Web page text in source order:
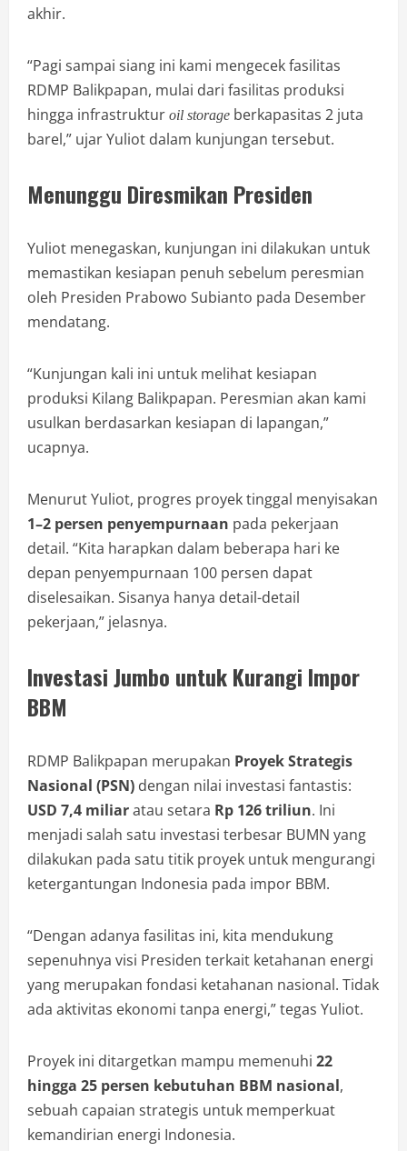
akhir.
“Pagi sampai siang ini kami mengecek fasilitas
RDMP Balikpapan, mulai dari fasilitas produksi
hingga infrastruktur oil storage berkapasitas 2 juta
barel,” ujar Yuliot dalam kunjungan tersebut.
Menunggu Diresmikan Presiden
Yuliot menegaskan, kunjungan ini dilakukan untuk
memastikan kesiapan penuh sebelum peresmian
oleh Presiden Prabowo Subianto pada Desember
mendatang.
“Kunjungan kali ini untuk melihat kesiapan
produksi Kilang Balikpapan. Peresmian akan kami
usulkan berdasarkan kesiapan di lapangan,”
ucapnya.
Menurut Yuliot, progres proyek tinggal menyisakan
1–2 persen penyempurnaan pada pekerjaan
detail. “Kita harapkan dalam beberapa hari ke
depan penyempurnaan 100 persen dapat
diselesaikan. Sisanya hanya detail-detail
pekerjaan,” jelasnya.
Investasi Jumbo untuk Kurangi Impor
BBM
RDMP Balikpapan merupakan Proyek Strategis
Nasional (PSN) dengan nilai investasi fantastis:
USD 7,4 miliaratau setara Rp 126 triliun. Ini
menjadi salah satu investasi terbesar BUMN yang
dilakukan pada satu titik proyek untuk mengurangi
ketergantungan Indonesia pada impor BBM.
“Dengan adanya fasilitas ini, kita mendukung
sepenuhnya visi Presiden terkait ketahanan energi
yang merupakan fondasi ketahanan nasional. Tidak
ada aktivitas ekonomi tanpa energi,” tegas Yuliot.
Proyek ini ditargetkan mampu memenuhi 22
hingga 25 persen kebutuhan BBM nasional,
sebuah capaian strategis untuk memperkuat
kemandirian energi Indonesia.